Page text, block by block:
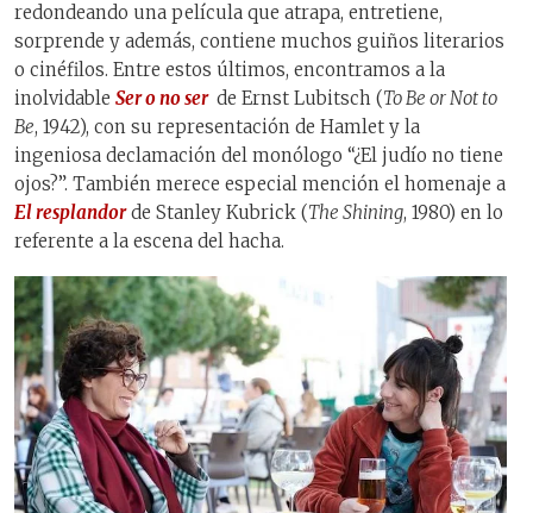
redondeando una película que atrapa, entretiene,
sorprende y además, contiene muchos guiños literarios
o cinéfilos. Entre estos últimos, encontramos a la
inolvidable Ser o no ser de Ernst Lubitsch (To Be or Not to
Be, 1942), con su representación de Hamlet y la
ingeniosa declamación del monólogo “¿El judío no tiene
ojos?”. También merece especial mención el homenaje a
El resplandorde Stanley Kubrick (The Shining, 1980) en lo
referente a la escena del hacha.